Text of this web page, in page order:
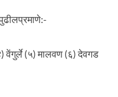
(५) मालवण (६) देवगड